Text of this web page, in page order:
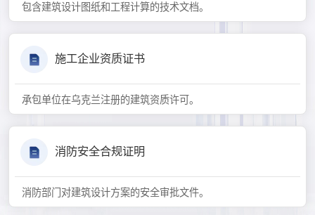
包含建筑设计图纸和工程计算的技术文档。
施工企业资质证书
承包单位在乌克兰注册的建筑资质许可。
消防安全合规证明
消防部门对建筑设计方案的安全审批文件。